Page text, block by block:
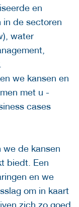
en
in de sectoren
water
we kansen en
met u -
cases
we de kansen
biedt. Een
en we
om in kaart
zich zo goed